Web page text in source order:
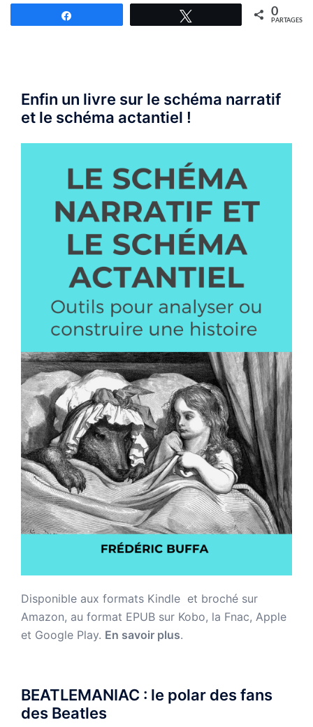
0
PARTAGES
Enfin un livre sur le schéma narratif
et le schéma actantiel !
Disponible aux formats Kindle et broché sur
Amazon, au format EPUB sur Kobo, la Fnac, Apple
et Google Play. En savoir plus.
BEATLEMANIAC : le polar des fans
des Beatles